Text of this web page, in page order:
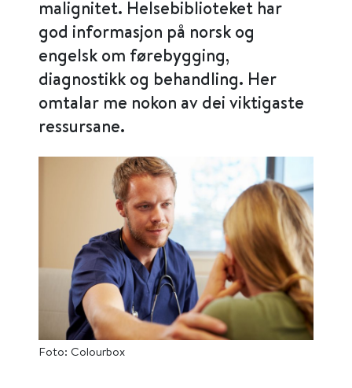
malignitet. Helsebiblioteket har
god informasjon på norsk og
engelsk om førebygging,
diagnostikk og behandling. Her
omtalar me nokon av dei viktigaste
ressursane.
Foto: Colourbox